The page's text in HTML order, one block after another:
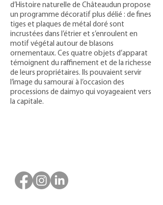
d’Histoire naturelle de Châteaudun propose
un programme décoratif plus délié : de fines
tiges et plaques de métal doré sont
incrustées dans l’étrier et s’enroulent en
motif végétal autour de blasons
ornementaux. Ces quatre objets d’apparat
témoignent du raffinement et de la richesse
de leurs propriétaires. Ils pouvaient servir
l’image du samouraï à l’occasion des
processions de daimyo qui voyageaient vers
la capitale.